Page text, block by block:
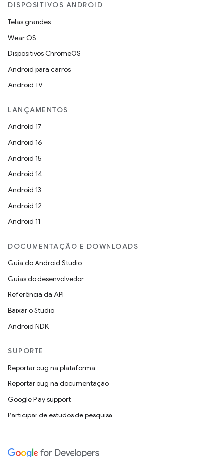
DISPOSITIVOS ANDROID
Telas grandes
Wear OS
Dispositivos ChromeOS
Android para carros
Android TV
LANÇAMENTOS
Android 17
Android 16
Android 15
Android 14
Android 13
Android 12
Android 11
DOCUMENTAÇÃO E DOWNLOADS
Guia do Android Studio
Guias do desenvolvedor
Referência da API
Baixar o Studio
Android NDK
SUPORTE
Reportar bug na plataforma
Reportar bug na documentação
Google Play support
Participar de estudos de pesquisa